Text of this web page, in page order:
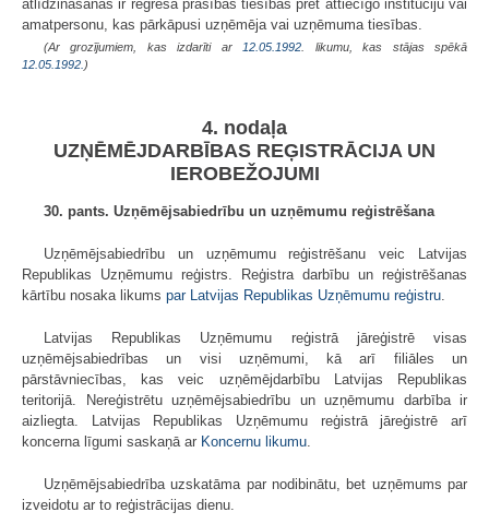
atlīdzināšanas ir regresa prasības tiesības pret attiecīgo institūciju vai
amatpersonu, kas pārkāpusi uzņēmēja vai uzņēmuma tiesības.
(Ar grozījumiem, kas izdarīti ar 12.05.1992 . likumu, kas stājas spēkā
12.05.1992. )
4. nodaļa
UZŅĒMĒJDARBĪBAS REĢISTRĀCIJA UN
IEROBEŽOJUMI
30. pants. Uzņēmējsabiedrību un uzņēmumu reģistrēšana
Uzņēmējsabiedrību un uzņēmumu reģistrēšanu veic Latvijas
Republikas Uzņēmumu reģistrs. Reģistra darbību un reģistrēšanas
kārtību nosaka likums par Latvijas Republikas Uzņēmumu reģistru.
Latvijas Republikas Uzņēmumu reģistrā jāreģistrē visas
uzņēmējsabiedrības un visi uzņēmumi, kā arī filiāles un
pārstāvniecības, kas veic uzņēmējdarbību Latvijas Republikas
teritorijā. Nereģistrētu uzņēmējsabiedrību un uzņēmumu darbība ir
aizliegta. Latvijas Republikas Uzņēmumu reģistrā jāreģistrē arī
koncerna līgumi saskaņā ar Koncernu likumu.
Uzņēmējsabiedrība uzskatāma par nodibinātu, bet uzņēmums par
izveidotu ar to reģistrācijas dienu.